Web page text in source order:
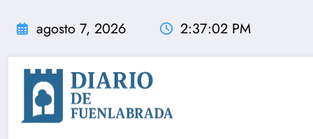
agosto 7, 2026 2:37:03 PM